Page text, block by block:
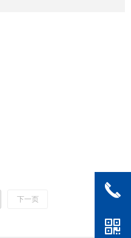
下一页 끅
낃